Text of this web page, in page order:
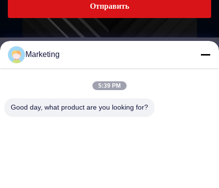
Отправить
marketing@hwashi.com
Marketing
5:39 PM
Good day, what product are you looking for?